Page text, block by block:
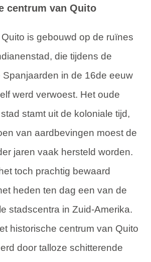
centrum van Quito
is gebouwd op de ruïnes
die tijdens de
in de 16de eeuw
werd verwoest. Het oude
stamt uit de koloniale tijd,
van aardbevingen moest de
jaren vaak hersteld worden.
toch prachtig bewaard
heden ten dag een van de
stadscentra in Zuid-Amerika.
historische centrum van Quito
door talloze schitterende